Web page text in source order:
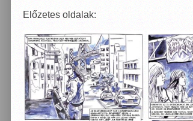
Előzetes oldalak: